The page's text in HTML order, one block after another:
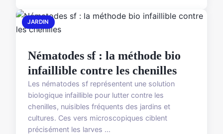
JARDIN
Nématodes sf : la méthode bio
infaillible contre les chenilles
Les nématodes sf représentent une solution
biologique infaillible pour lutter contre les
chenilles, nuisibles fréquents des jardins et
cultures. Ces vers microscopiques ciblent
précisément les larves ...